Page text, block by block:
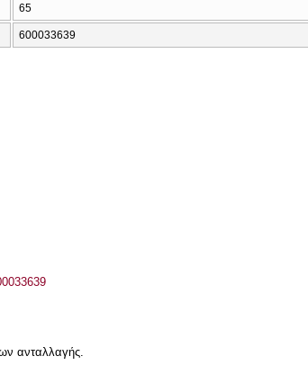
65
600033639
ανταλλαγής.